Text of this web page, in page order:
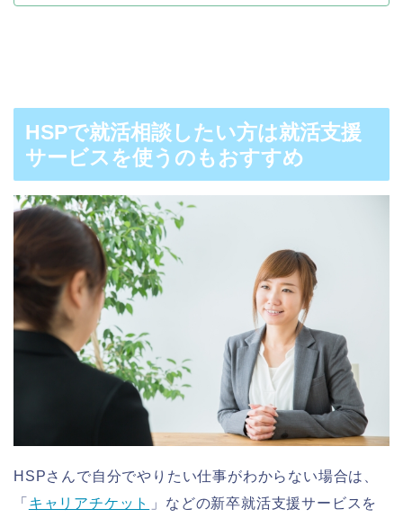
HSPで就活相談したい方は就活支援
サービスを使うのもおすすめ
HSPさんで自分でやりたい仕事がわからない場合は、
「 キャリアチケット
」などの新卒就活支援サービスを